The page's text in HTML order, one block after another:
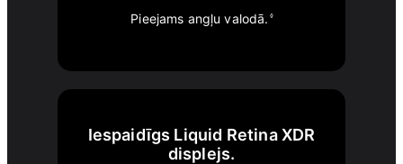
Pieejams angļu valodā. ◊
Iespaidīgs Liquid Retina XDR
displejs.